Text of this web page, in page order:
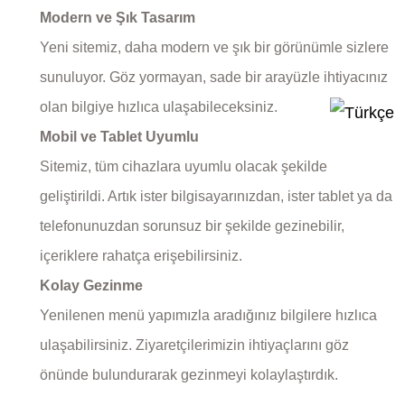
Modern ve Şık Tasarım
Yeni sitemiz, daha modern ve şık bir görünümle sizlere
sunuluyor. Göz yormayan, sade bir arayüzle ihtiyacınız
olan bilgiye hızlıca ulaşabileceksiniz.
Mobil ve Tablet Uyumlu
Sitemiz, tüm cihazlara uyumlu olacak şekilde
geliştirildi. Artık ister bilgisayarınızdan, ister tablet ya da
telefonunuzdan sorunsuz bir şekilde gezinebilir,
içeriklere rahatça erişebilirsiniz.
Kolay Gezinme
Yenilenen menü yapımızla aradığınız bilgilere hızlıca
ulaşabilirsiniz. Ziyaretçilerimizin ihtiyaçlarını göz
önünde bulundurarak gezinmeyi kolaylaştırdık.